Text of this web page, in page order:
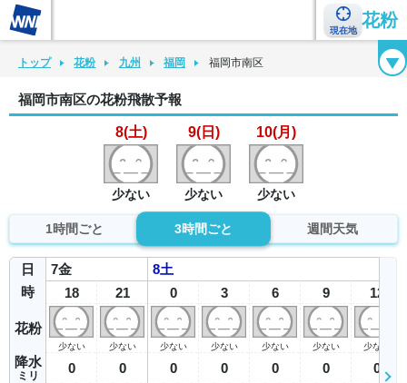
現在地
花粉
花粉カレンダー 花粉図鑑 花粉症チェックシート 花粉症ハンドブック
トップ 花粉 九州 福岡 福岡市南区
福岡市南区の花粉飛散予報
8(土)
少ない
9(日)
少ない
10(月)
少ない
1時間ごと 3時間ごと 週間天気
日
時
花粉
降水
ミリ
7金
18
少ない
0
21
少ない
0
8土
0
少ない
0
3
少ない
0
6
少ない
0
9
少ない
0
12
少ない
0